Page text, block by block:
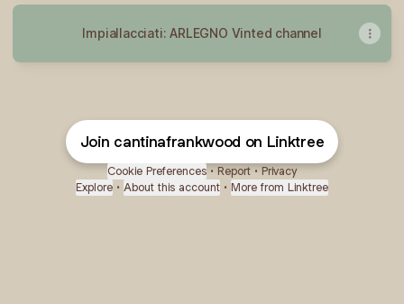
Impiallacciati: ARLEGNO Vinted channel
Join cantinafrankwood on Linktree
Cookie Preferences • Report • Privacy
Explore • About this account • More from Linktree